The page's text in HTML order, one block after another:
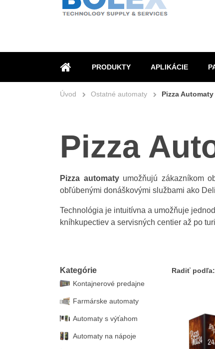
ÚVOD
PRODUKTY APLIKÁCIE
Úvod Ostatné automaty Pizza Automaty
Pizza
Pizza automatyumožňujú zákazníkom
obľúbenými donáškovými službami ako
Technológia je intuitívna a umožňuje
kníhkupectiev a servisných centier až po
Radiť podľa:
Kategórie
Kontajnerové predajne
Farmárske automaty
Automaty s výťahom
Automaty na nápoje